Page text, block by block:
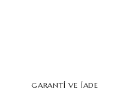
GARANTI VE İADE